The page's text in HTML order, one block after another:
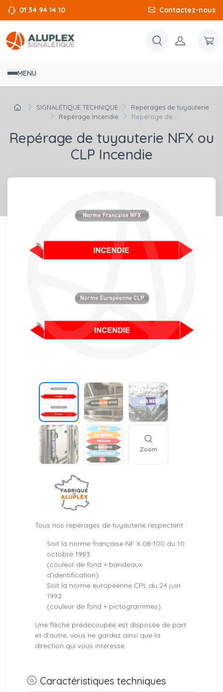
01 34 94 14 10 Contactez-nous
MENU
SIGNALÉTIQUE TECHNIQUE
Repérages de tuyauterie
Repérage Incendie
Repérage de...
Repérage de tuyauterie NFX ou
CLP Incendie
Zoom
Tous nos repérages de tuyauterie respectent :
Soit la norme française NF X 08-100 du 10
octobre 1983
(couleur de fond + bandeaux
d’identification).
Soit la norme européenne CPL du 24 juin
1992
(couleur de fond + pictogrammes).
Une flèche prédécoupée est disposée de part
et d’autre, vous ne gardez ainsi que la
direction qui vous intéresse.
Caractéristiques techniques